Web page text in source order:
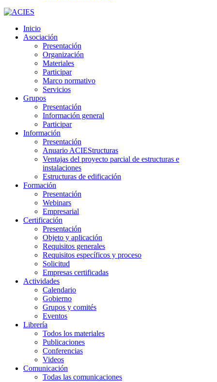
Inicio
Asociación
Presentación
Organización
Materiales
Participar
Marco normativo
Servicios
Grupos
Presentación
Información general
Participar
Información
Presentación
Anuario ACIEStructuras
Ventajas del proyecto parcial de estructuras e
instalaciones
Estructuras de edificación
Formación
Presentación
Webinars
Empresarial
Certificación
Presentación
Objeto y aplicación
Requisitos generales
Requisitos específicos y proceso
Solicitud
Empresas certificadas
Actividades
Calendario
Gobierno
Grupos y comités
Eventos
Librería
Todos los materiales
Publicaciones
Conferencias
Videos
Comunicación
Todas las comunicaciones